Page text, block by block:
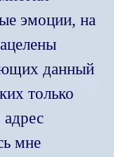
эмоции, на
данный
только
адрес
мне